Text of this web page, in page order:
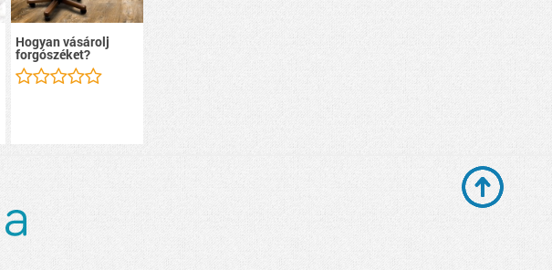
Hogyan vásárolj
forgószéket?